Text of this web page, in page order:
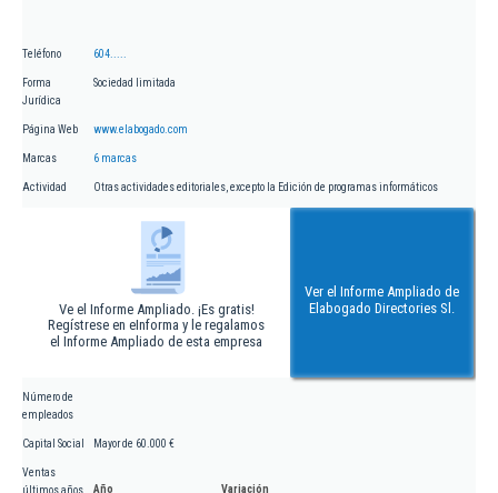
Teléfono 604.....
Forma
Jurídica
Sociedad limitada
Página Web www.elabogado.com
Marcas 6 marcas
Actividad Otras actividades editoriales, excepto la Edición de programas informáticos
Ve el Informe Ampliado. ¡Es gratis!
Regístrese en eInforma y le regalamos
el Informe Ampliado de esta empresa
Ver el Informe Ampliado de
Elabogado Directories Sl.
Número de
empleados
Capital Social Mayor de 60.000 €
Ventas
Año
Variación